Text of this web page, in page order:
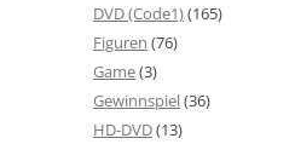
DVD (Code1)(165)
Figuren (76)
Game(3)
Gewinnspiel(36)
HD-DVD(13)